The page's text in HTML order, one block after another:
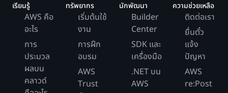
เรียนรู้
AWS คือ
อะไร
การ
ประมวล
ผลบน
คลาวด์
ทรัพยากร
เริ่มต้นใช้
งาน
การฝึก
อบรม
AWS
Trust
นักพัฒนา
Builder
Center
SDK และ
เครื่องมือ
.NET บน
AWS
ความช่วยเหลือ
ติดต่อเรา
ยื่นตั๋ว
แจ้ง
ปัญหา
AWS
re:Post